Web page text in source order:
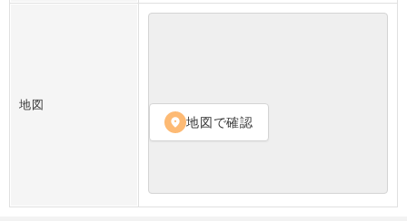
地図
location_on 地図で確認